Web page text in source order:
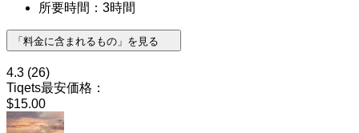
所要時間：3時間
「料金に含まれるもの」を見る
4.3 (26)
Tiqets最安価格：
$15.00